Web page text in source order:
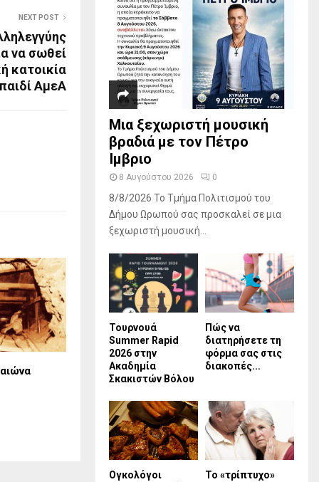
NEXT POST
να σωθεί
κατοικία
ΑμεΑ
Mια ξεχωριστή μουσική
βραδιά με τον Πέτρο
Ίμβριο
8 Αυγούστου 2026 0
8/8/2026 Το Τμήμα Πολιτισμού του
Δήμου Ωρωπού σας προσκαλεί σε μια
ξεχωριστή μουσική...
Τουρνουά
Summer Rapid
2026 στην
Ακαδημία
Σκακιστών Βόλου
Πώς να
διατηρήσετε τη
φόρμα σας στις
διακοπές...
Ογκολόγοι
Το «τρίπτυχο»